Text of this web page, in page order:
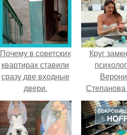
Почему в советских
квартирах ставили
сразу две входные
двери.
Круг
вышла
бывшего